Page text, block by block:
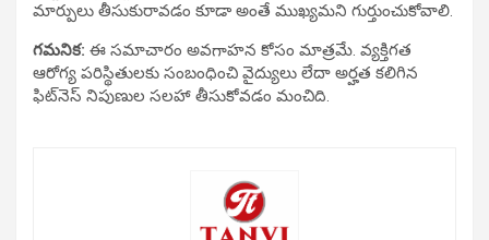
మార్పులు తీసుకురావడం కూడా అంతే ముఖ్యమని గుర్తుంచుకోవాలి.
గమనిక: ఈ సమాచారం అవగాహన కోసం మాత్రమే. వ్యక్తిగత
ఆరోగ్య పరిస్థితులకు సంబంధించి వైద్యులు లేదా అర్హత కలిగిన
ఫిట్‌నెస్ నిపుణుల సలహా తీసుకోవడం మంచిది.